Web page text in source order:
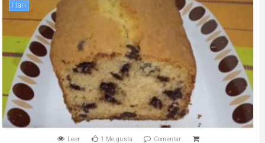
Hari
Leer 1 Me gusta Comentar